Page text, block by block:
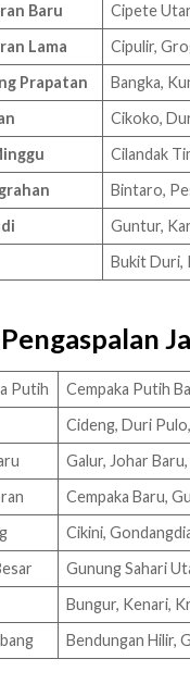
Baru
Cipete
Lama
Cipulir,
Prapatan
Bangka,
Cikoko,
Cilandak
Bintaro,
Guntur,
Bukit Duri,
Pengaspalan
Putih
Cempaka Putih
Cideng, Duri
Galur, Johar
Cempaka Baru,
Cikini,
Gunung Sahari
Bungur, Kenari,
Bendungan Hilir,